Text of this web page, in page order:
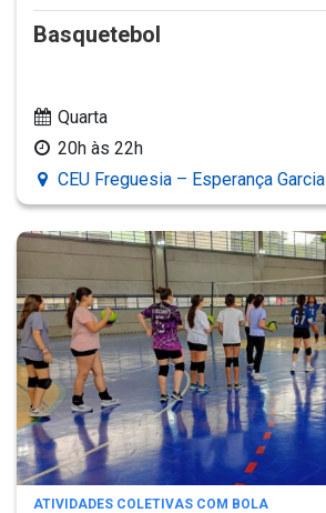
Basquetebol
Quarta
20h às 22h
CEU Freguesia – Esperança Garcia
ATIVIDADES COLETIVAS COM BOLA